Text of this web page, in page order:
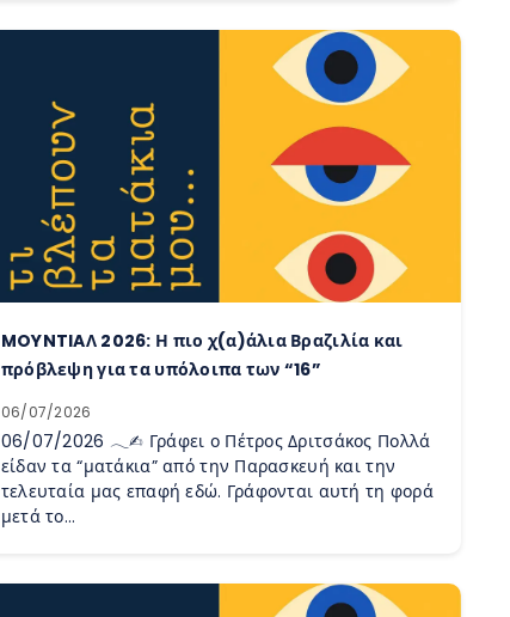
MOYNTIAΛ 2026: Η πιο χ(α)άλια Βραζιλία και
πρόβλεψη για τα υπόλοιπα των “16”
06/07/2026
06/07/2026 𓂃✍︎ Γράφει ο Πέτρος Δριτσάκος Πολλά
είδαν τα “ματάκια” από την Παρασκευή και την
τελευταία μας επαφή εδώ. Γράφονται αυτή τη φορά
μετά το…